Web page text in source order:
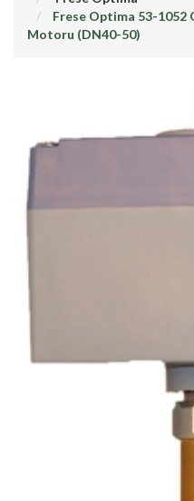
Frese Optima 53-1052
Motoru (DN40-50)